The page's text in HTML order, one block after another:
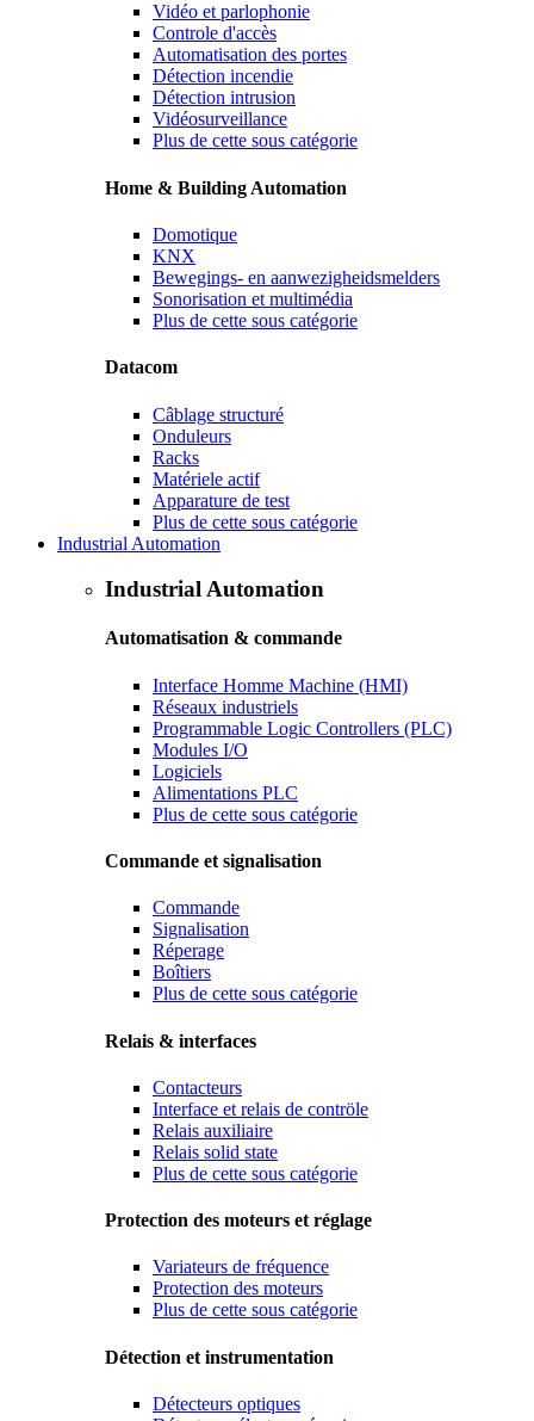
Vidéo et parlophonie
Controle d'accès
Automatisation des portes
Détection incendie
Détection intrusion
Vidéosurveillance
Plus de cette sous catégorie
Home & Building Automation
Domotique
KNX
Bewegings- en aanwezigheidsmelders
Sonorisation et multimédia
Plus de cette sous catégorie
Datacom
Câblage structuré
Onduleurs
Racks
Matériele actif
Apparature de test
Plus de cette sous catégorie
Industrial Automation
Industrial Automation
Automatisation & commande
Interface Homme Machine (HMI)
Réseaux industriels
Programmable Logic Controllers (PLC)
Modules I/O
Logiciels
Alimentations PLC
Plus de cette sous catégorie
Commande et signalisation
Commande
Signalisation
Réperage
Boîtiers
Plus de cette sous catégorie
Relais & interfaces
Contacteurs
Interface et relais de contröle
Relais auxiliaire
Relais solid state
Plus de cette sous catégorie
Protection des moteurs et réglage
Variateurs de fréquence
Protection des moteurs
Plus de cette sous catégorie
Détection et instrumentation
Détecteurs optiques